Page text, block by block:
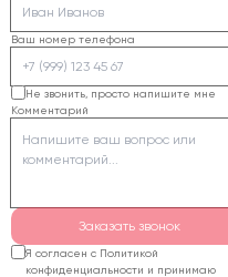
требования к
контрасту. После их
проверки ЧПУ24
предложит
конфигурацию,
рассчитает стоимость
и согласует доставку.
Ваш номер телефона
Не звонить, просто напишите мне
Комментарий
Заказать звонок
Я согласен с Политикой
конфиденциальности и принимаю